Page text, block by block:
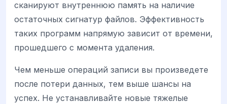
сканируют внутреннюю память на наличие
остаточных сигнатур файлов. Эффективность
таких программ напрямую зависит от времени,
прошедшего с момента удаления.
Чем меньше операций записи вы произведете
после потери данных, тем выше шансы на
успех. Не устанавливайте новые тяжелые